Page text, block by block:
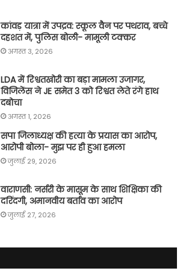
कांवड़ यात्रा में उपद्रव: स्कूल वैन पर पथराव, बच्चे
दहशत में, पुलिस बोली- मामूली टक्कर
अगस्त 3, 2026
LDA में रिश्वतखोरी का बड़ा मामला उजागर,
विजिलेंस ने JE समेत 3 को रिश्वत लेते रंगे हाथ
दबोचा
अगस्त 1, 2026
सपा जिलाध्यक्ष की हत्या के प्रयास का आरोप,
आरोपी बोला- मुझ पर ही हुआ हमला
जुलाई 29, 2026
वाराणसी: नर्सरी के मासूम के साथ शिक्षिका की
दरिंदगी, अमानवीय बर्ताव का आरोप
जुलाई 27, 2026